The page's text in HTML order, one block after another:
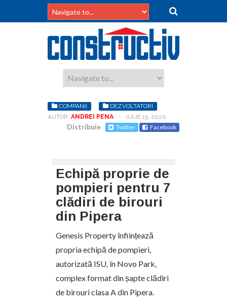
COMPANII
DEZVOLTATORI
AUTOR: ANDREI PENA - IULIE 15, 2020
Distribuie Twitter Facebook
Echipă proprie de
pompieri pentru 7
clădiri de birouri
din Pipera
Genesis Property înființează
propria echipă de pompieri,
autorizată ISU, în Novo Park,
complex format din șapte clădiri
de birouri clasa A din Pipera.